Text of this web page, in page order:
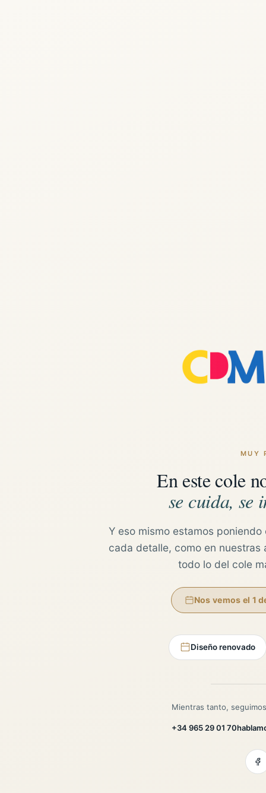
MUY
En este cole
se cuida, se
Y eso mismo estamos
cada detalle, como en nuestras
todo lo del cole
Nos vemos el 1
Diseño renovado
Mientras tanto,
+34 965 29 01 70